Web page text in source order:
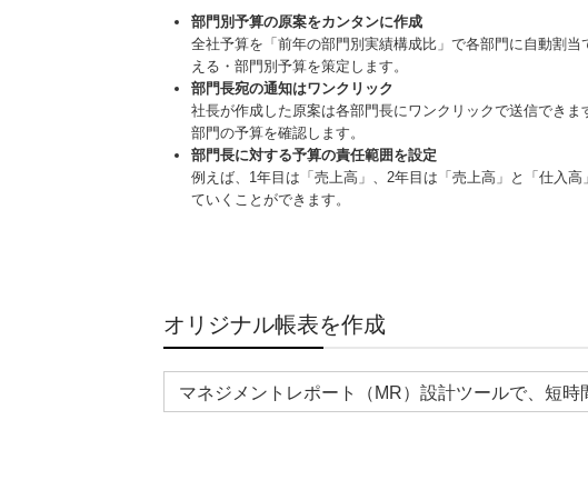
部門別予算の原案をカンタンに作成
全社予算を「前年の部門別実績構成比」で各部門に自動割
える・部門別予算を策定します。
部門長宛の通知はワンクリック
社長が作成した原案は各部門長にワンクリックで送信でき
部門の予算を確認します。
部門長に対する予算の責任範囲を設定
例えば、1年目は「売上高」、2年目は「売上高」と「仕入
ていくことができます。
オリジナル帳表を作成
マネジメントレポート（MR）設計ツールで、短